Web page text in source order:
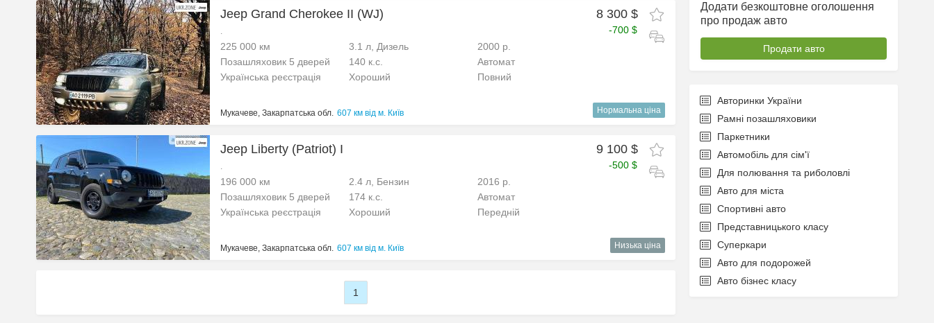
Jeep Grand Cherokee II (WJ) 8 300 $
-700 $
.
225 000 км 3.1 л, Дизель
2000 р.
Позашляховик 5 дверей
140 к.с.
Автомат
Українська реєстрація
Хороший Повний
Мукачеве, Закарпатська обл. 607 км від м. Київ Нормальна ціна
Jeep Liberty (Patriot) I 9 100 $
-500 $
.
196 000 км 2.4 л, Бензин
2016 р.
Позашляховик 5 дверей
174 к.с.
Автомат
Українська реєстрація
Хороший Передній
Мукачеве, Закарпатська обл. 607 км від м. Київ Низька ціна
1
Додати безкоштовне оголошення
про продаж авто
Продати авто
Авторинки України
Рамні позашляховики
Паркетники
Автомобіль для сім'ї
Для полювання та риболовлі
Авто для міста
Спортивні авто
Представницького класу
Суперкари
Авто для подорожей
Авто бізнес класу